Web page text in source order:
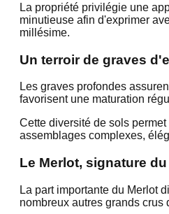
La propriété privilégie une
minutieuse afin d'exprimer
millésime.
Un terroir de graves
Les graves profondes
favorisent une maturation
Cette diversité de sols
assemblages complexes,
Le Merlot, signature
La part importante du Merlot
nombreux autres grands crus